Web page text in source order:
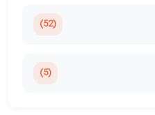
(52)
(5)